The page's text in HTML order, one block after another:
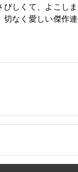
びしくて、よこし
なく愛しい傑作連